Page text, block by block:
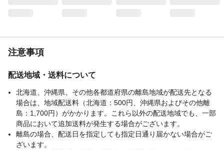
ロリド、ヒドロキシエチルウレア、乳酸、
キオリン、PEG-10メチルエーテルジメチコ
ン、DPG、等
使用上の注意
●目に入らないように、ご注意ください。も
し入った場合は、すぐに水かぬるま湯で洗
い流してください。●乳幼児の手の届かない
注意事項
配送地域・送料について
北海道、沖縄県、その他各都道府県の離島地域が配送先となる
場合は、地域配送料（北海道：500円、沖縄県およびその他離
島：1,700円）がかかります。これら以外の配送地域でも、一部
商品において追加送料が発生する場合がございます。
離島の場合、配送日を指定しても指定日通り届かない場合がご
ざいます。